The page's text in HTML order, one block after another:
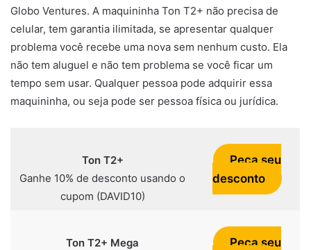
Globo Ventures. A maquininha Ton T2+ não precisa de
celular, tem garantia ilimitada, se apresentar qualquer
problema você recebe uma nova sem nenhum custo. Ela
não tem aluguel e não tem problema se você ficar um
tempo sem usar. Qualquer pessoa pode adquirir essa
maquininha, ou seja pode ser pessoa física ou jurídica.
Ton T2+
Ganhe 10% de desconto usando o
cupom (DAVID10)
Peça seu
desconto
Ton T2+ Mega
Peça seu